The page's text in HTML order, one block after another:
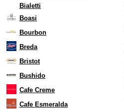
Bialetti
Boasi
Bourbon
Breda
Bristot
Bushido
Cafe Creme
Cafe Esmeralda